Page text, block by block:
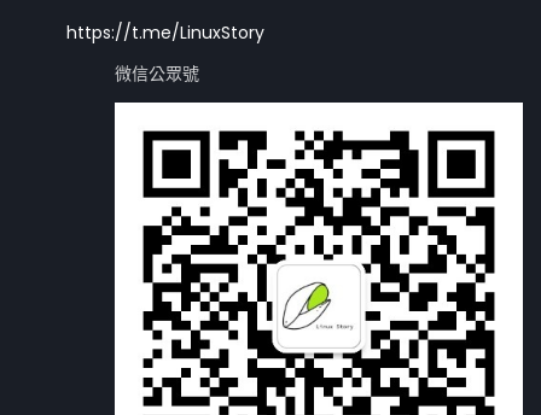
https://t.me/LinuxStory
微信公眾號